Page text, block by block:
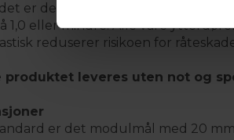
er det doble rammer for
1,0 eller mindre. Alle våre
reduserer risikoen for
produktet leveres uten not og
er det modulmål med 20